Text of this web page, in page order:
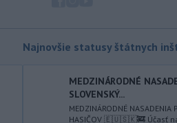
- Od piatku do nedele (9. 8.)
hudobného festivalu
Lovestream na starom letisku v
bratislavských Vajnoroch upravená
Najnovšie statusy štátnych
MEDZINÁRODNÉ
SLOVENSKÝ...
MEDZINÁRODNÉ NASADENIA
HASIČOV 🇪🇺🇸🇰🚒 Účasť